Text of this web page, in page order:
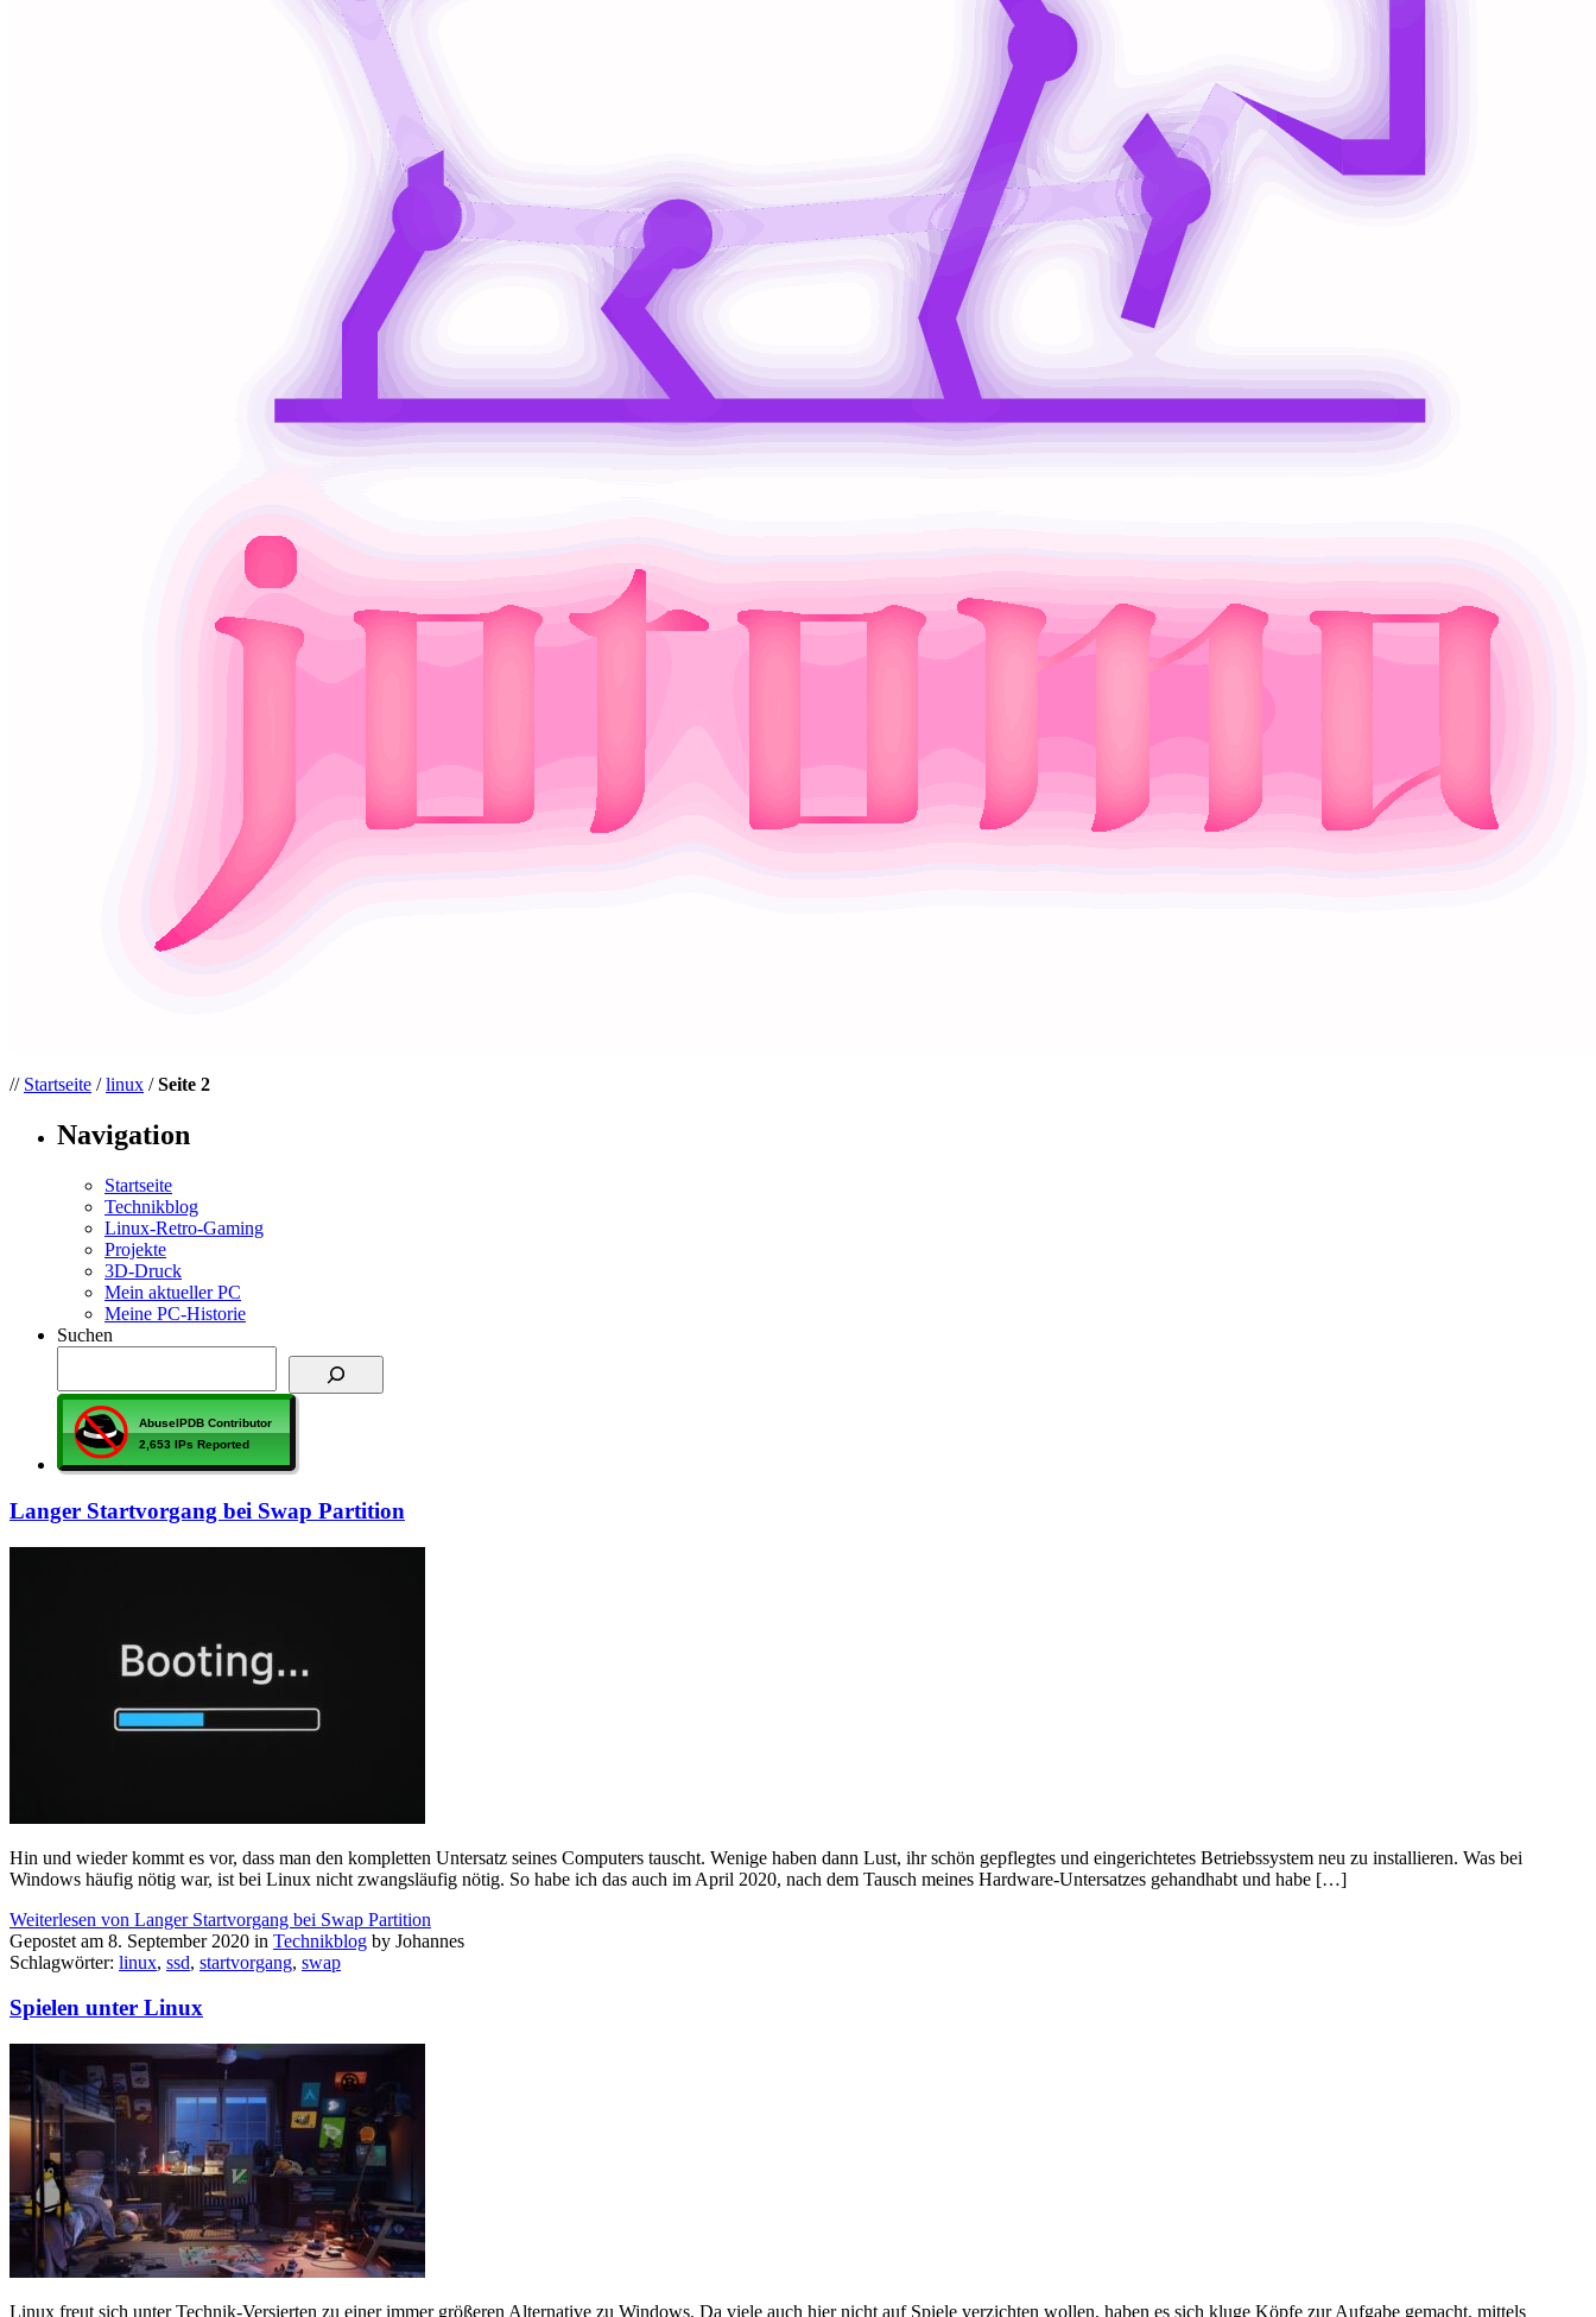
// Startseite /linux /Seite 2
Navigation
Startseite
Technikblog
Linux-Retro-Gaming
Projekte
3D-Druck
Mein aktueller PC
Meine PC-Historie
Suchen
Langer Startvorgang bei Swap Partition
Hin und wieder kommt es vor, dass man den kompletten Untersatz seines Computers tauscht. Wenige haben dann Lust, ihr schön gepflegtes und eingerichtetes Betriebssystem neu zu installieren. Was bei
Windows häufig nötig war, ist bei Linux nicht zwangsläufig nötig. So habe ich das auch im April 2020, nach dem Tausch meines Hardware-Untersatzes gehandhabt und habe […]
Weiterlesen von Langer Startvorgang bei Swap Partition
Gepostet am 8. September 2020 in Technikblog by Johannes
Schlagwörter: linux, ssd, startvorgang, swap
Spielen unter Linux
Linux freut sich unter Technik-Versierten zu einer immer größeren Alternative zu Windows. Da viele auch hier nicht auf Spiele verzichten wollen, haben es sich kluge Köpfe zur Aufgabe gemacht, mittels